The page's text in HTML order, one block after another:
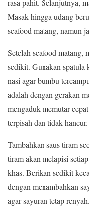
rasa pahit. Selanjutnya,
Masak hingga udang
seafood matang, namun
Setelah seafood matang,
sedikit. Gunakan spatula
nasi agar bumbu
adalah dengan gerakan
mengaduk memutar
terpisah dan tidak hancur.
Tambahkan saus tiram
tiram akan melapisi
khas. Berikan sedikit
dengan menambahkan
agar sayuran tetap